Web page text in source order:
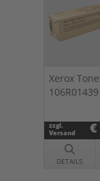
Xerox
zzgl.
Versand
€
DETAILS